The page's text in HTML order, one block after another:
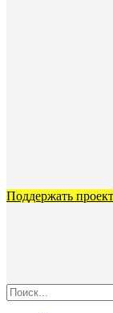
Поддержать проект